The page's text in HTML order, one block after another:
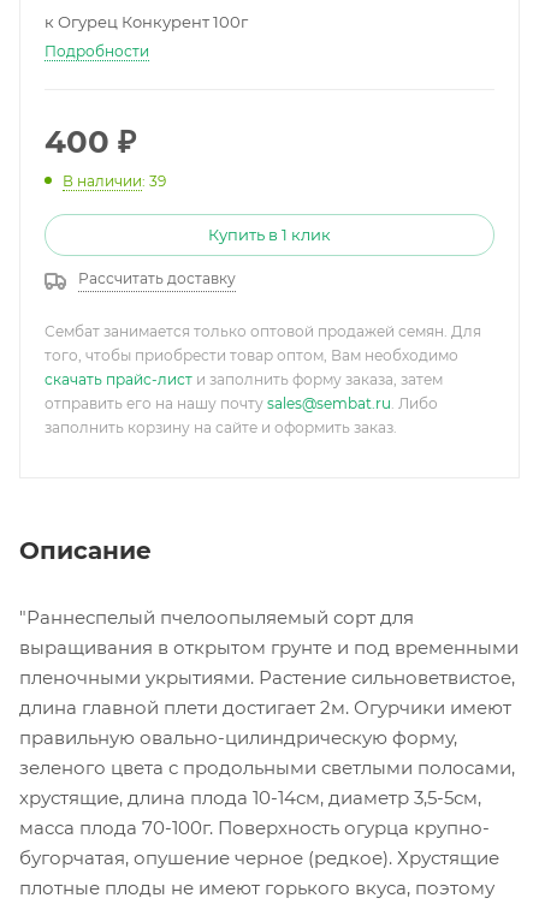
к Огурец Конкурент 100г
Подробности
400 ₽
В наличии: 39
Купить в 1 клик
Рассчитать доставку
Сембат занимается только оптовой продажей семян. Для
того, чтобы приобрести товар оптом, Вам необходимо
скачать прайс-лист и заполнить форму заказа, затем
отправить его на нашу почту sales@sembat.ru. Либо
заполнить корзину на сайте и оформить заказ.
Описание
"Раннеспелый пчелоопыляемый сорт для
выращивания в открытом грунте и под временными
пленочными укрытиями. Растение сильноветвистое,
длина главной плети достигает 2м. Огурчики имеют
правильную овально-цилиндрическую форму,
зеленого цвета с продольными светлыми полосами,
хрустящие, длина плода 10-14см, диаметр 3,5-5см,
масса плода 70-100г. Поверхность огурца крупно-
бугорчатая, опушение черное (редкое). Хрустящие
плотные плоды не имеют горького вкуса, поэтому